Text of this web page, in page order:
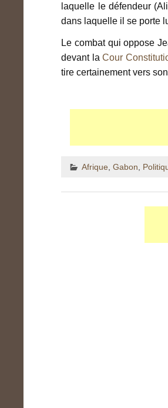
laquelle le défendeur
dans laquelle il se porte
Le combat qui oppose
devant laCour
tire certainement vers
Afrique Gabon